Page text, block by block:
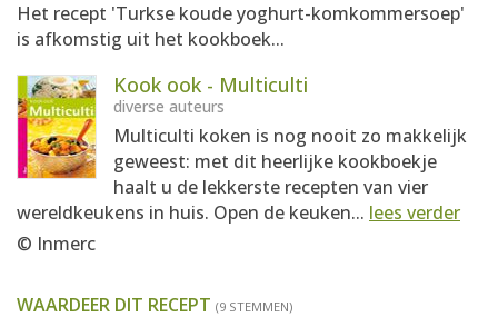
Het recept 'Turkse koude yoghurt-komkommersoep'
is afkomstig uit het kookboek...
Kook ook - Multiculti
diverse auteurs
Multiculti koken is nog nooit zo makkelijk
geweest: met dit heerlijke kookboekje
haalt u de lekkerste recepten van vier
wereldkeukens in huis. Open de keuken... lees verder
© Inmerc
WAARDEER DIT RECEPT (9 STEMMEN)